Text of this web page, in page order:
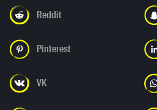
Reddit
Pinterest
VK